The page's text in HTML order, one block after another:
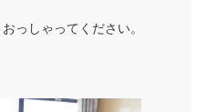
っしゃってください。